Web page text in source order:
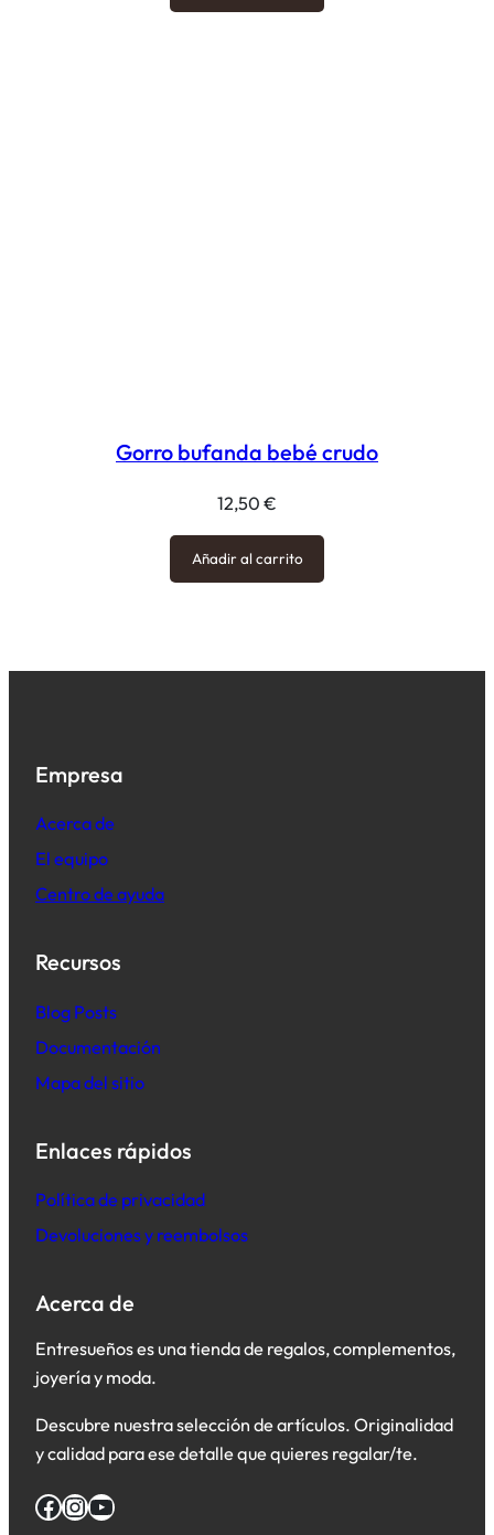
Gorro bufanda bebé crudo
12,50 €
Añadir al carrito
Empresa
Acerca de
El equipo
Centro de ayuda
Recursos
Blog Posts
Documentación
Mapa del sitio
Enlaces rápidos
Política de privacidad
Devoluciones y reembolsos
Acerca de
Entresueños es una tienda de regalos, complementos,
joyería y moda.
Descubre nuestra selección de artículos. Originalidad
y calidad para ese detalle que quieres regalar/te.
Facebook InstagramYouTube